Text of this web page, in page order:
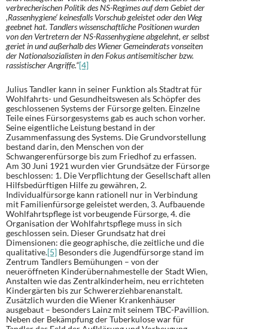
verbrecherischen Politik des NS-Regimes auf dem Gebiet der
,Rassenhygiene‘ keinesfalls Vorschub geleistet oder den Weg
geebnet hat. Tandlers wissenschaftliche Positionen wurden
von den Vertretern der NS-Rassenhygiene abgelehnt, er selbst
geriet in und außerhalb des Wiener Gemeinderats vonseiten
der Nationalsozialisten in den Fokus antisemitischer bzw.
rassistischer Angriffe.“[4]
Julius Tandler kann in seiner Funktion als Stadtrat für
Wohlfahrts- und Gesundheitswesen als Schöpfer des
geschlossenen Systems der Fürsorge gelten. Einzelne
Teile eines Fürsorgesystems gab es auch schon vorher.
Seine eigentliche Leistung bestand in der
Zusammenfassung des Systems. Die Grundvorstellung
bestand darin, den Menschen von der
Schwangerenfürsorge bis zum Friedhof zu erfassen.
Am 30 Juni 1921 wurden vier Grundsätze der Fürsorge
beschlossen: 1. Die Verpflichtung der Gesellschaft allen
Hilfsbedürftigen Hilfe zu gewähren, 2.
Individualfürsorge kann rationell nur in Verbindung
mit Familienfürsorge geleistet werden, 3. Aufbauende
Wohlfahrtspflege ist vorbeugende Fürsorge, 4. die
Organisation der Wohlfahrtspflege muss in sich
geschlossen sein. Dieser Grundsatz hat drei
Dimensionen: die geographische, die zeitliche und die
qualitative.[5] Besonders die Jugendfürsorge stand im
Zentrum Tandlers Bemühungen – von der
neueröffneten Kinderübernahmestelle der Stadt Wien,
Anstalten wie das Zentralkinderheim, neu errichteten
Kindergärten bis zur Schwererziehbarenanstalt.
Zusätzlich wurden die Wiener Krankenhäuser
ausgebaut – besonders Lainz mit seinem TBC-Pavillion.
Neben der Bekämpfung der Tuberkulose war für